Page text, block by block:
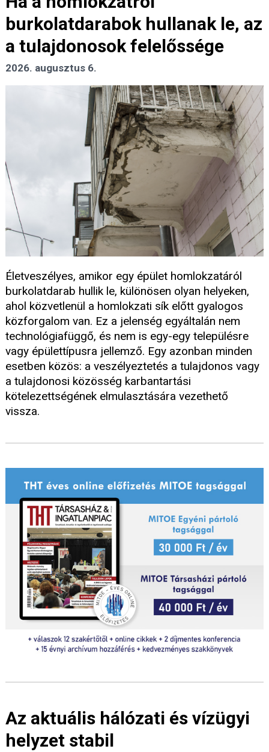
burkolatdarabok hullanak le, az
a tulajdonosok felelőssége
2026. augusztus 6.
Életveszélyes, amikor egy épület homlokzatáról
burkolatdarab hullik le, különösen olyan helyeken,
ahol közvetlenül a homlokzati sík előtt gyalogos
közforgalom van. Ez a jelenség egyáltalán nem
technológiafüggő, és nem is egy-egy településre
vagy épülettípusra jellemző. Egy azonban minden
esetben közös: a veszélyeztetés a tulajdonos vagy
a tulajdonosi közösség karbantartási
kötelezettségének elmulasztására vezethető
vissza.
Az aktuális hálózati és vízügyi
helyzet stabil